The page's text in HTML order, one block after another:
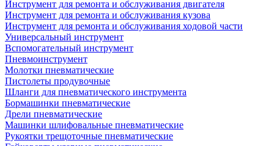
Инструмент для ремонта и обслуживания двигателя
Инструмент для ремонта и обслуживания кузова
Инструмент для ремонта и обслуживания ходовой части
Универсальный инструмент
Вспомогательный инструмент
Пневмоинструмент
Молотки пневматические
Пистолеты продувочные
Шланги для пневматического инструмента
Бормашинки пневматические
Дрели пневматические
Машинки шлифовальные пневматические
Рукоятки трещоточные пневматические